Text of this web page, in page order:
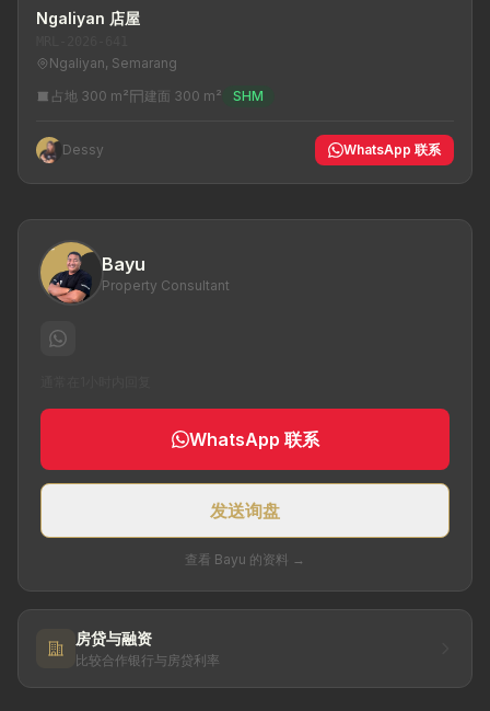
Ngaliyan 店屋
Ngaliyan, Semarang
占地 300 m²
建面 300 m² SHM
Dessy WhatsApp 联系
Bayu
Property Consultant
WhatsApp 联系
发送询盘
查看 Bayu 的资料 →
房贷与融资
比较合作银行与房贷利率